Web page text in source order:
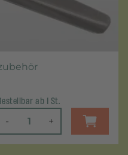
ab 1 St.
- +